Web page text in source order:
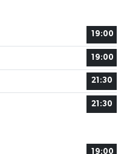
19:00
19:00
21:30
21:30
19:00